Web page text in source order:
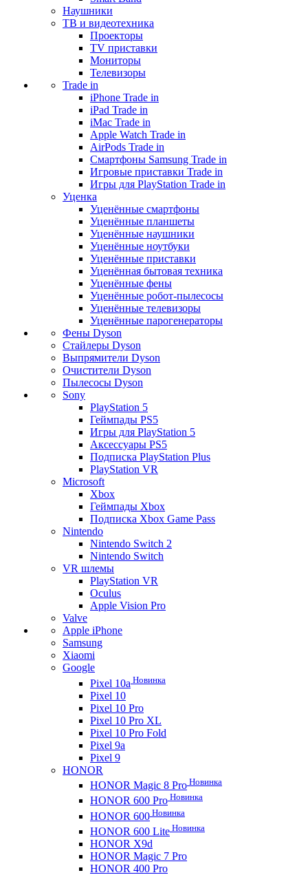
Наушники
ТВ и видеотехника
Проекторы
TV приставки
Мониторы
Телевизоры
Trade in
iPhone Trade in
iPad Trade in
iMac Trade in
Apple Watch Trade in
AirPods Trade in
Смартфоны Samsung Trade in
Игровые приставки Trade in
Игры для PlayStation Trade in
Уценка
Уценённые смартфоны
Уценённые планшеты
Уценённые наушники
Уценённые ноутбуки
Уценённые приставки
Уценённая бытовая техника
Уценённые фены
Уценённые робот-пылесосы
Уценённые телевизоры
Уценённые парогенераторы
Фены Dyson
Стайлеры Dyson
Выпрямители Dyson
Очистители Dyson
Пылесосы Dyson
Sony
PlayStation 5
Геймпады PS5
Игры для PlayStation 5
Аксессуары PS5
Подписка PlayStation Plus
PlayStation VR
Microsoft
Xbox
Геймпады Xbox
Подписка Xbox Game Pass
Nintendo
Nintendo Switch 2
Nintendo Switch
VR шлемы
PlayStation VR
Oculus
Apple Vision Pro
Valve
Apple iPhone
Samsung
Xiaomi
Google
Pixel 10a Новинка
Pixel 10
Pixel 10 Pro
Pixel 10 Pro XL
Pixel 10 Pro Fold
Pixel 9a
Pixel 9
HONOR
HONOR Magic 8 Pro Новинка
HONOR 600 Pro Новинка
HONOR 600 Новинка
HONOR 600 Lite Новинка
HONOR X9d
HONOR Magic 7 Pro
HONOR 400 Pro